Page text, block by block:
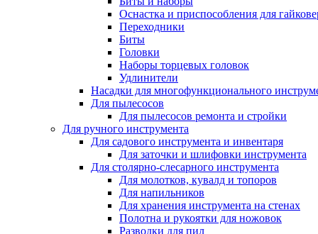
Оснастка и приспособления для
Переходники
Биты
Головки
Наборы торцевых головок
Удлинители
Насадки для многофункционального
Для пылесосов
Для пылесосов ремонта и стройки
Для ручного инструмента
Для садового инструмента и инвентаря
Для заточки и шлифовки инструмента
Для столярно-слесарного инструмента
Для молотков, кувалд и топоров
Для напильников
Для хранения инструмента на стенах
Полотна и рукоятки для ножовок
Разводки для пил